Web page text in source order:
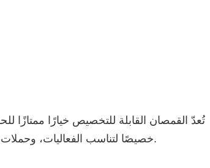
تُعدّ القمصان القابلة للتخصيص خيارًا ممتازًا
خصيصًا لتناسب الفعاليات، وحملات التوعية الموسمية، أو إطلاق المنتجات، كما تُسهم في دعم الرسائل الأساسية.